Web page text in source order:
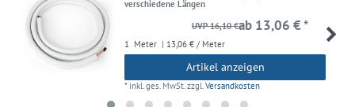
verschiedene Längen
UVP 16,10 €ab 13,06 € *
1 Meter | 13,06 € / Meter
Artikel anzeigen
* inkl. ges. MwSt.zzgl.Versandkosten